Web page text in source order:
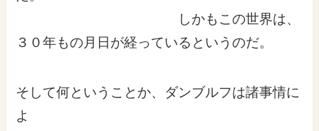
しかもこの世界は、
３０年もの月日が経っているというのだ。
そして何ということか、ダンブルフは諸事情に
よ